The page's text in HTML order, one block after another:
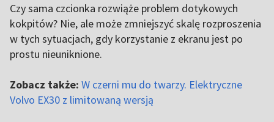
Czy sama czcionka rozwiąże problem dotykowych
kokpitów? Nie, ale może zmniejszyć skalę rozproszenia
w tych sytuacjach, gdy korzystanie z ekranu jest po
prostu nieuniknione.
Zobacz także: W czerni mu do twarzy. Elektryczne
Volvo EX30 z limitowaną wersją